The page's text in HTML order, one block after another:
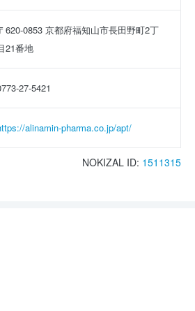
620-0853 京都府福知山市長田野町2丁
21番地
27-5421
alinamin-pharma.co.jp/apt/
NOKIZAL ID: 1511315